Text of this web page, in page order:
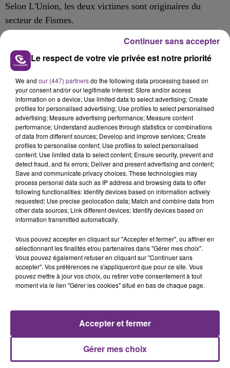
Selon L'Union, les deux victimes sont originaires du
secteur de Fismes.
FIL D'ACTU
6 août 2026
SI TOUT LE MONDE FAIT ÇA, MOI L'ANNÉE
PROCHAINE JE VENDANGE EN...
La vendange en Champagne a débuté ce jeudi 6
août dans la commune de Montgueux (Aube). Du
L'INSPECTION DU TRAVAIL RAPPELLE À
L'ORDRE SUR LES CONDITIONS DE...
Alors que les dates de début des vendange 2026
s'est avéré être plus précoce que prévu,
l'inspection du Travail en profite pour rappeler
Le respect de votre vie privée est notre priorité
We and our (447) partnersdo the following data processing based on
your consent and/or our legitimate interest: Store and/or access
information on a device; Use limited data to select advertising; Create
profiles for personalised advertising; Use profiles to select personalised
advertising; Measure advertising performance; Measure content
performance; Understand audiences through statistics or combinations
of data from different sources; Develop and improve services; Create
profiles to personalise content; Use profiles to select personalised
content; Use limited data to select content; Ensure security, prevent and
detect fraud, and fix errors; Deliver and present advertising and content;
Save and communicate privacy choices. These technologies may
process personal data such as IP address and browsing data to offer
following functionalities: Identify devices based on information actively
requested; Use precise geolocation data; Match and combine data from
other data sources; Link different devices; Identify devices based on
information transmitted automatically.
Vous pouvez accepter en cliquant sur "Accepter et fermer", ou affiner en
sélectionnant les finalités et/ou partenaires dans "Gérer mes choix".
Vous pouvez également refuser en cliquant sur "Continuer sans
accepter". Vos préférences ne s'appliqueront que pour ce site. Vous
pouvez mettre à jour vos choix, ou retirer votre consentement à tout
moment via le lien "Gérer les cookies" situé en bas de chaque page.
Gérer mes choix
Accepter et fermer
Continuer sans accepter